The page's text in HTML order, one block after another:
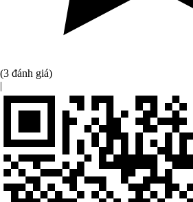
(3 đánh giá)
|